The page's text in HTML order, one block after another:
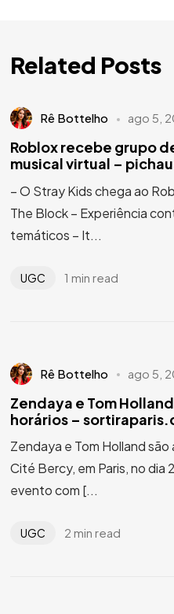
Related Posts
Rê Bottelho ago 5,
Roblox recebe grupo
musical virtual –
– O Stray Kids chega ao
The Block – Experiência
temáticos – It...
UGC 1 min read
Rê Bottelho ago 5,
Zendaya e Tom
horários –
Zendaya e Tom Holland
Cité Bercy, em Paris, no dia
evento com [...
UGC 2 min read